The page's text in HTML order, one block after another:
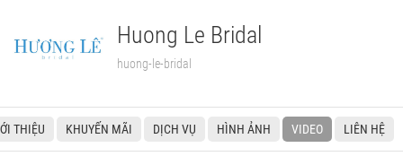
Huong Le Bridal
huong-le-bridal
THIỆU KHUYẾN MÃI DỊCH VỤ HÌNH ẢNH VIDEO LIÊN HỆ